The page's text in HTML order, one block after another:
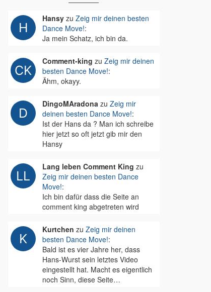
Hansyzu Zeig mir deinen besten
Dance Move!:
Ja mein Schatz, ich bin da.
Comment-king zu Zeig mir deinen
besten Dance Move!:
Ähm, okayy.
DingoMAradonazu Zeig mir
deinen besten Dance Move!:
Ist der Hans da ? Man ich schreibe
hier jetzt so oft jetzt gib mir den
Hansy
Lang leben Comment King zu
Zeig mir deinen besten Dance
Move!:
Ich bin dafür dass die Seite an
comment king abgetreten wird
Kurtchen zu Zeig mir deinen
besten Dance Move!:
Bald ist es vier Jahre her, dass
Hans-Wurst sein letztes Video
eingestellt hat. Macht es eigentlich
noch Sinn, diese Seite…